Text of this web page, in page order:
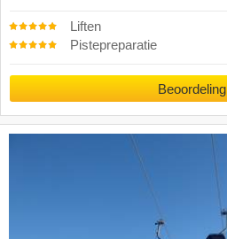
Liften
Pistepreparatie
Beoordeling